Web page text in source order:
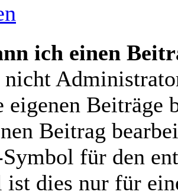
ich einen
nicht
eigenen Beiträge
Beitrag
für den
ist dies nur für